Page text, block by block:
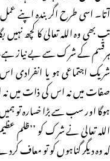
آتا۔ اسی طرح اگر بندہ اپنے
تب بھی وہ اللہ تعالیٰ کا کچھ نہیں
ہرقسم کے شرک سے بے نیاز
شریک اجتماعی ہو یا انفرادی
صفات میں نہ اس کی ذات میں
ہوگا اور سب سے بڑا خسارہ تو
اللہ تعالیٰ نے شرک کو ’’ظلم
کہ وہ دیگر گناہوں کو تو معاف